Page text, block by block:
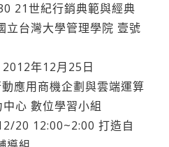
21世紀行銷典範與經典
立台灣大學管理學院 壹號
2012年12月25日
應用商機企劃與雲端運算
心 數位學習小組
20 12:00~2:00 打造自